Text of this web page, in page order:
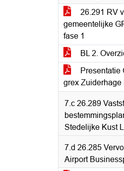
26.291 RV
gemeentelijke
fase 1
BL 2.
Presentatie
grex Zuiderhage
7.c 26.289
Stedelijke Kust
7.d 26.285
Airport